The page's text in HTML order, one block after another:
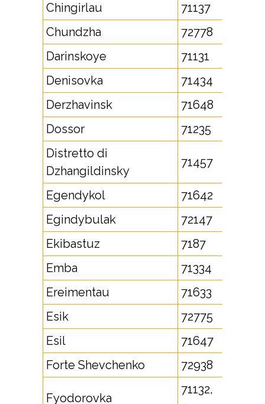
Chingirlau
71137
Chundzha
72778
Darinskoye
71131
Denisovka
71434
Derzhavinsk
71648
Dossor
71235
Distretto di
Dzhangildinsky
71457
Egendykol
71642
Egindybulak
72147
Ekibastuz
7187
Emba
71334
Ereimentau
71633
Esik
72775
Esil
71647
Forte Shevchenko
72938
Fyodorovka
71132,